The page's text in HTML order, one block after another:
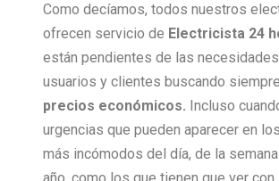
Como decíamos, todos nuestros
ofrecen servicio de Electricista 24
están pendientes de las
usuarios y clientes buscando
precios económicos. Incluso
urgencias que pueden aparecer en
más incómodos del día, de la semana